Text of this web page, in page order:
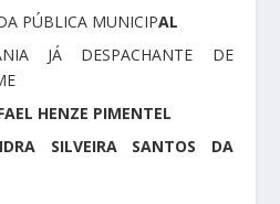
PÚBLICA MUNICIPAL
JÁ DESPACHANTE DE
HENZE PIMENTEL
SILVEIRA SANTOS DA